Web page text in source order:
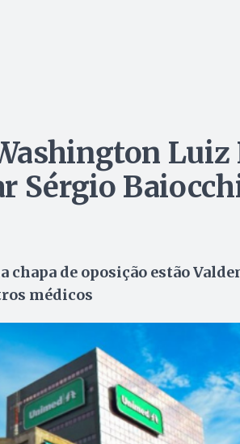
Luiz
Sérgio
de oposição estão
médicos